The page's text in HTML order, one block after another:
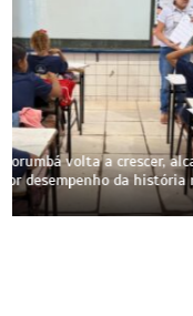
Processo seletivo
com 592 inscritos;